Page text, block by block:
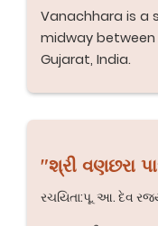
Vanachhara is a
midway
Gujarat, India.
"શ્રી વણછરા
રચયિતા:પૂ. આ. દેવ